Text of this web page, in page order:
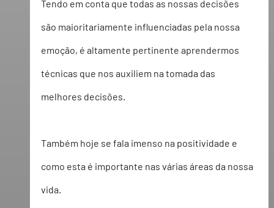
Tendo em conta que todas as nossas decisões
são maioritariamente influenciadas pela nossa
emoção, é altamente pertinente aprendermos
técnicas que nos auxiliem na tomada das
melhores decisões.
Também hoje se fala imenso na positividade e
como esta é importante nas várias áreas da nossa
vida.